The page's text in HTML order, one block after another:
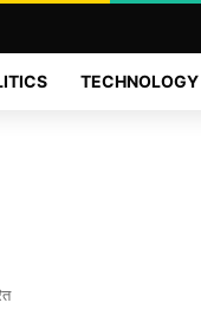
TECHNOLOGY